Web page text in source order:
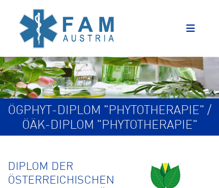
ÖGPHYT-DIPLOM "PHYTOTHERAPIE" /
ÖÄK-DIPLOM "PHYTOTHERAPIE"
DIPLOM DER
ÖSTERREICHISCHEN